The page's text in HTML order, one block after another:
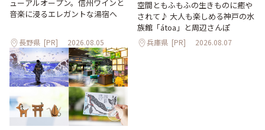
ューアルオープン。信州ワインと
音楽に浸るエレガントな湯宿へ
長野県 [PR] 2026.08.05
空間ともふもふの生きものに癒や
されて♪ 大人も楽しめる神戸の水
族館「átoa」と周辺さんぽ
兵庫県 [PR] 2026.08.07